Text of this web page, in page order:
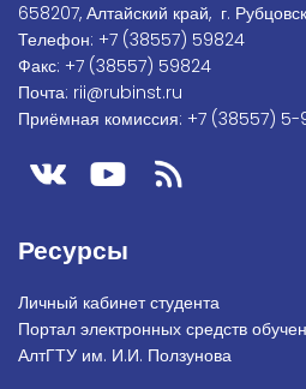
658207, Алтайский край, г.
Телефон: +7 (38557) 59824
Факс: +7 (38557) 59824
Почта: rii@rubinst.ru
Приёмная комиссия: +7 (38557)
Ресурсы
Личный кабинет студента
Портал электронных средств
АлтГТУ им. И.И. Ползунова